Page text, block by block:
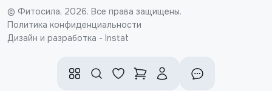
© Фитосила, 2026. Все права защищены.
Политика конфиденциальности
Дизайн и разработка - Instat